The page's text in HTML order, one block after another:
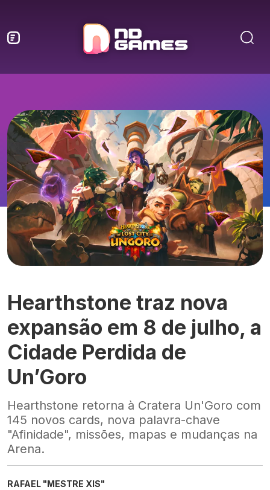
Hearthstone traz nova
expansão em 8 de julho, a
Cidade Perdida de
Un’Goro
Hearthstone retorna à Cratera Un'Goro com
145 novos cards, nova palavra-chave
"Afinidade", missões, mapas e mudanças na
Arena.
RAFAEL "MESTRE XIS"